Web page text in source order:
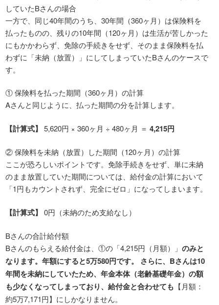
していたBさんの場合
一方で、同じ40年間のうち、30年間（360ヶ月）は保険料を
払ったものの、残りの10年間（120ヶ月）は生活が苦しかった
にもかかわらず、免除の手続きをせず、そのまま保険料を払
わずに「未納（放置）」にしてしまっていたBさんのケースで
す。
① 保険料を払った期間（360ヶ月）の計算
Aさんと同じように、払った期間の分を計算します。
【計算式】 5,620円 × 360ヶ月 ÷ 480ヶ月 ＝4,215円
② 保険料を未納（放置）した期間（120ヶ月）の計算
ここが恐ろしいポイントです。免除手続きをせず、単に未納
のまま放置していた期間については、給付金の計算において
「1円もカウントされず、完全にゼロ」になってしまいます。
【計算式】 0円（未納のため支給なし）
Bさんの合計給付額
Bさんのもらえる給付金は、①の「4,215円（月額）」のみと
なります。年額にすると5万580円です。 さらに、Bさんは10
年間を未納にしていたため、年金本体（老齢基礎年金）の額
も少なくなってしまっており、給付金と合わせても 【月額：
約5万7,171円】にしかなりません。